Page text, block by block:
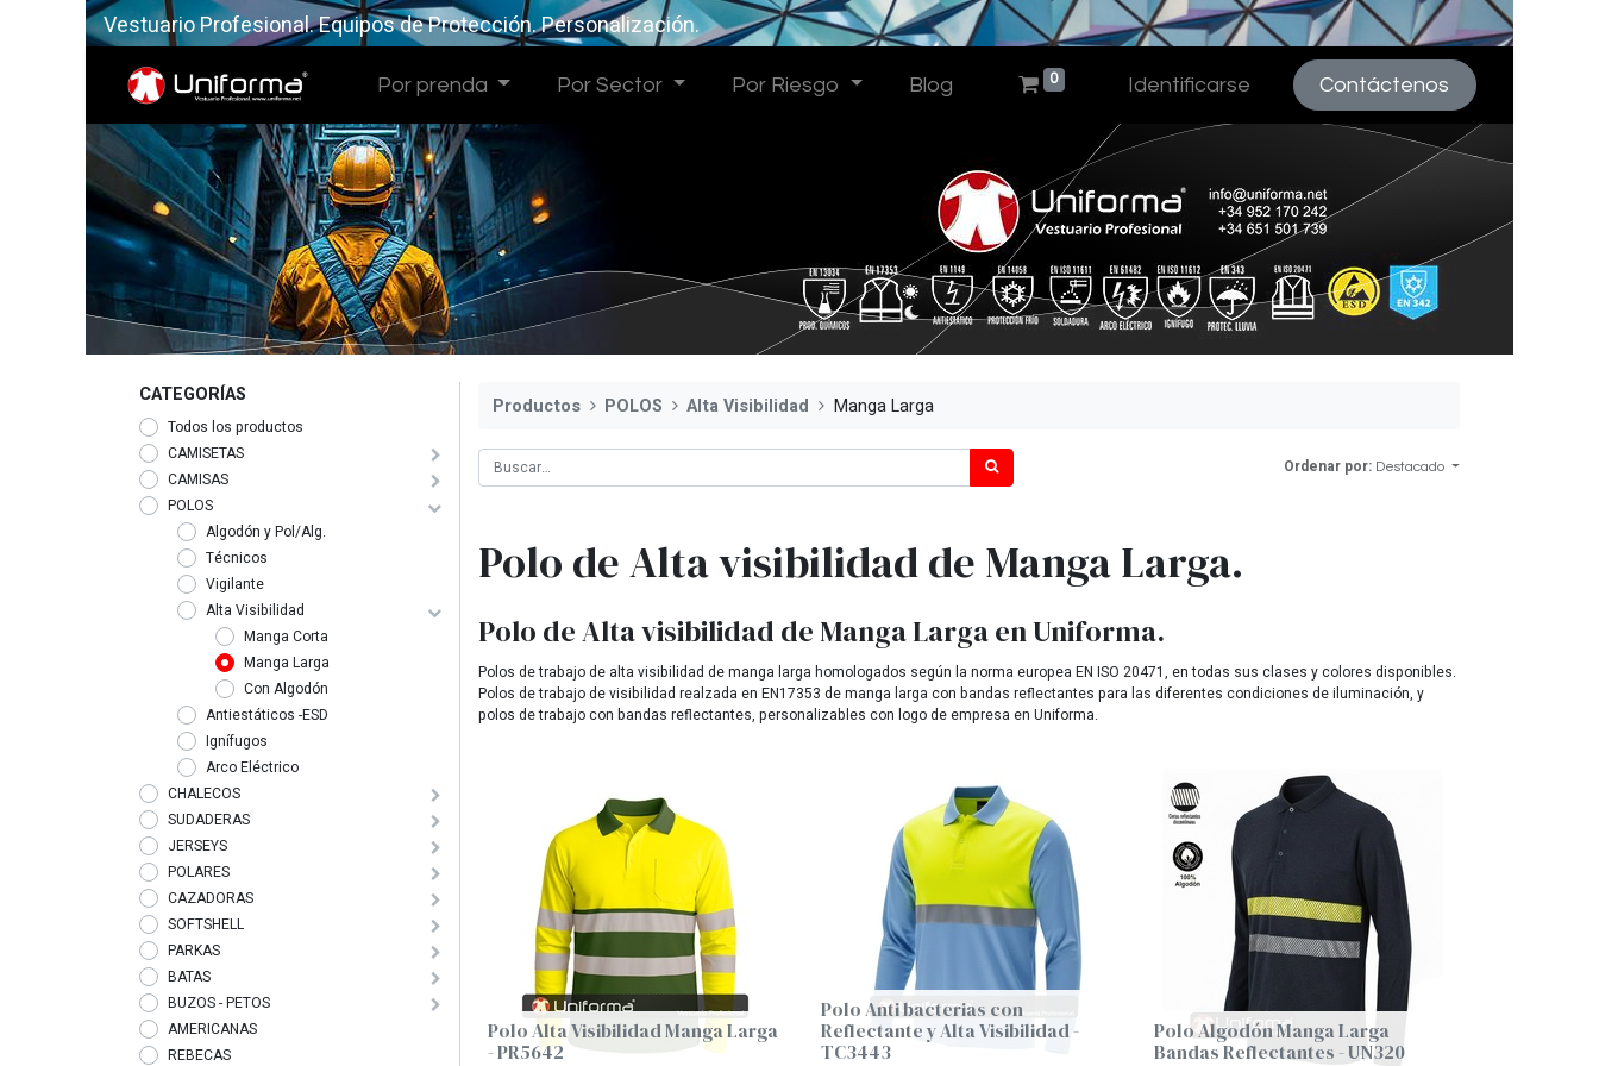
Vestuario Profesional. Equipos de Protección. Personalización.
Por prenda Por Sector Por Riesgo Blog 0 Identificarse Contáctenos
CATEGORÍAS
Todos los productos
CAMISETAS
CAMISAS
POLOS
Algodón y Pol/Alg.
Técnicos
Vigilante
Alta Visibilidad
Manga Corta
Manga Larga
Con Algodón
Antiestáticos -ESD
Ignífugos
Arco Eléctrico
CHALECOS
SUDADERAS
JERSEYS
POLARES
CAZADORAS
SOFTSHELL
PARKAS
BATAS
BUZOS - PETOS
AMERICANAS
REBECAS
Productos POLOS Alta Visibilidad Manga Larga
Ordenar por: Destacado
Polo de Alta visibilidad de Manga Larga.
Polo de Alta visibilidad de Manga Larga en Uniforma.
Polos de trabajo de alta visibilidad de manga larga homologados según la norma europea EN ISO 20471, en todas sus clases y colores disponibles.
Polos de trabajo de visibilidad realzada en EN17353 de manga larga con bandas reflectantes para las diferentes condiciones de iluminación, y
polos de trabajo con bandas reflectantes, personalizables con logo de empresa en Uniforma.
Polo Alta Visibilidad Manga Larga
- PR5642
Polo Anti bacterias con
Reflectante y Alta Visibilidad -
TC3443
Polo Algodón Manga Larga
Bandas Reflectantes - UN320